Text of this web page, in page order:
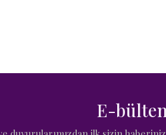
E-bülten